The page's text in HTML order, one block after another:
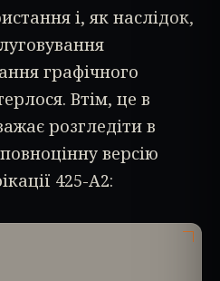
і, як наслідок,
графічного
Втім, це в
розгледіти в
версію
425-A2: